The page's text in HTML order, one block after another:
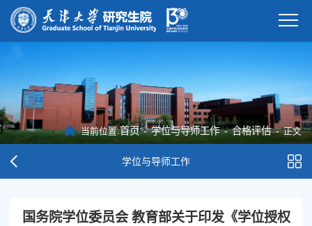
当前位置:首页 - 学位与导师工作 - 合格评估 - 正文
学位与导师工作
国务院学位委员​会 教育部关于印发《学位授权